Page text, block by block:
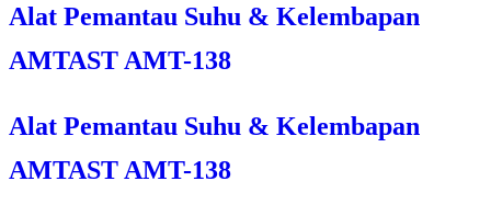
Alat Pemantau Suhu & Kelembapan
AMTAST AMT-138
Alat Pemantau Suhu & Kelembapan
AMTAST AMT-138